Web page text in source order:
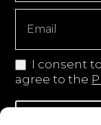
Copy
I consent
agree to the